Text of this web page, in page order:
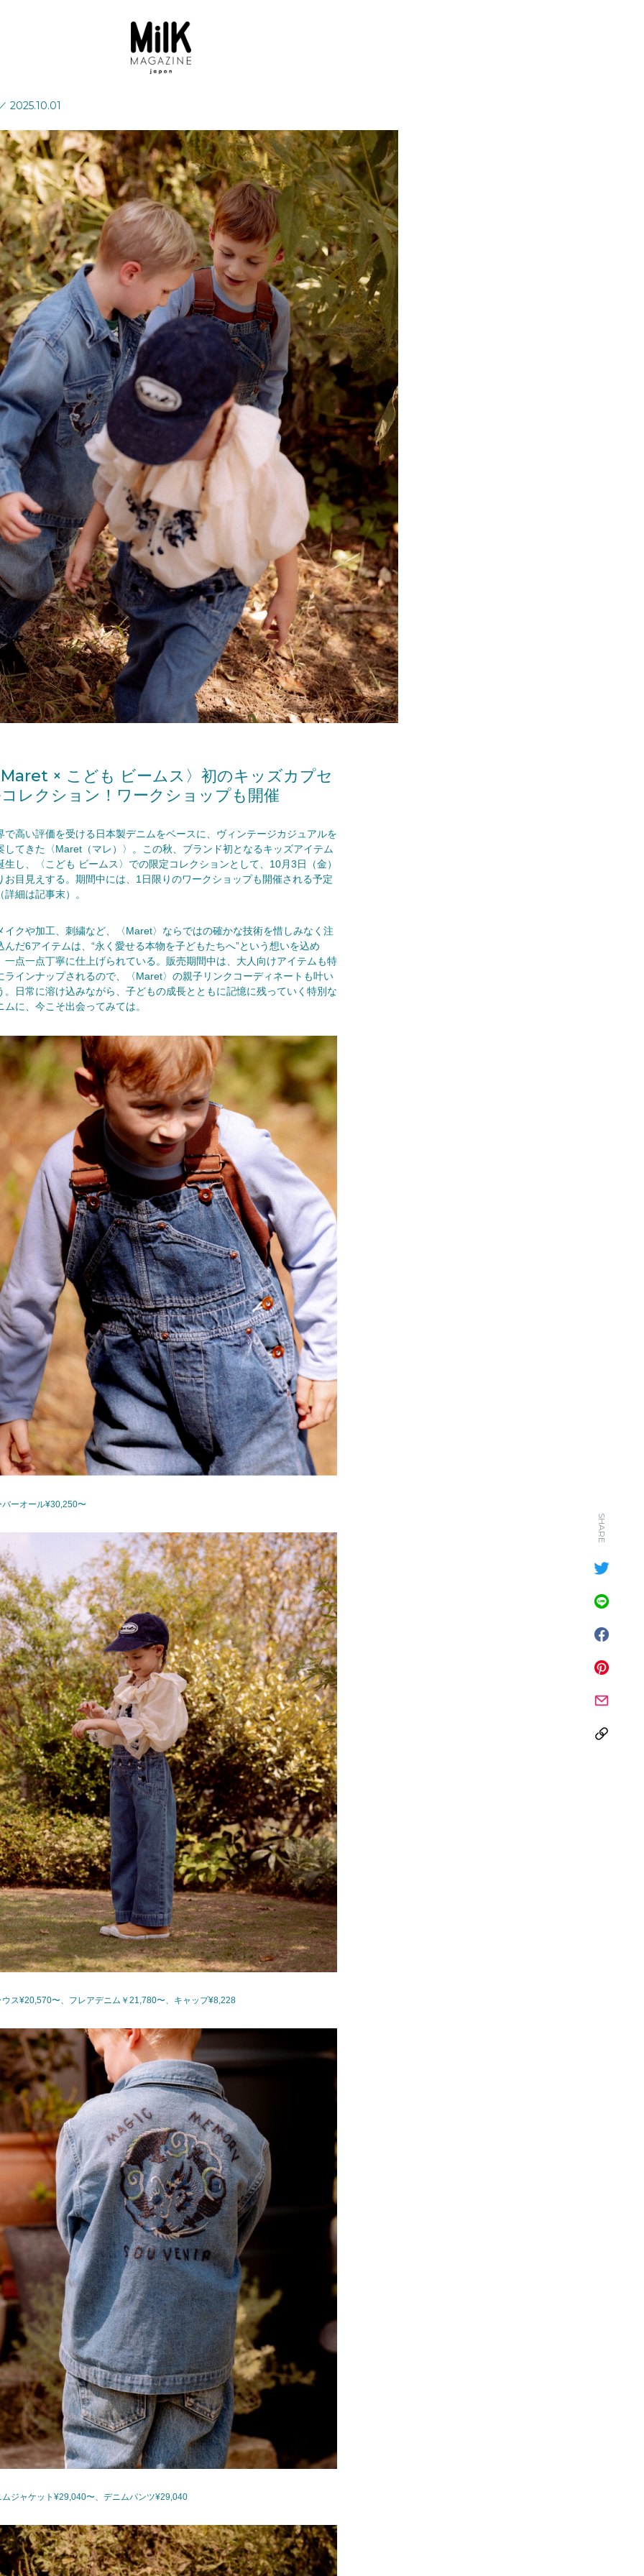
2025.10.01
× こども ビームス〉初のキッズカプセ
レクション！ワークショップも開催
で高い評価を受ける日本製デニムをベースに、ヴィンテージカジュアルを
してきた〈Maret（マレ）〉。この秋、ブランド初となるキッズアイテム
生し、〈こども ビームス〉での限定コレクションとして、10月3日（金）
お目見えする。期間中には、1日限りのワークショップも開催される予定
詳細は記事末）。
イクや加工、刺繍など、〈Maret〉ならではの確かな技術を惜しみなく注
んだ6アイテムは、“永く愛せる本物を子どもたちへ”という想いを込め
一点一点丁寧に仕上げられている。販売期間中は、大人向けアイテムも特
ラインナップされるので、〈Maret〉の親子リンクコーディネートも叶い
。日常に溶け込みながら、子どもの成長とともに記憶に残っていく特別な
ムに、今こそ出会ってみては。
バーオール¥30,250〜
ウス¥20,570〜、フレアデニム￥21,780〜、キャップ¥8,228
ムジャケット¥29,040〜、デニムパンツ¥29,040
SHARE